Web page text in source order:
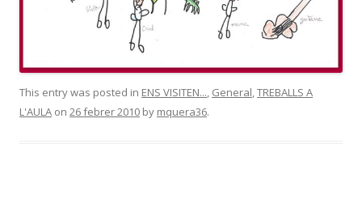
This entry was posted in ENS VISITEN..., General,TREBALLS A
L'AULA on 26 febrer 2010 by mquera36.